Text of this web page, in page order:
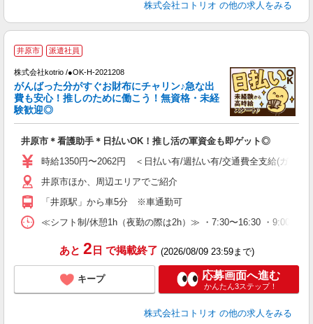
株式会社コトリオ の他の求人をみる
井原市 派遣社員
株式会社kotrio /●OK-H-2021208
がんばった分がすぐお財布にチャリン♪急な出
費も安心！推しのために働こう！無資格・未経
験歓迎◎
井原市＊看護助手＊日払いOK！推し活の軍資金も即ゲット◎
時給1350円〜2062円 ＜日払い有/週払い有/交通費全支給(ガソリ
井原市ほか、周辺エリアでご紹介
「井原駅」から車5分 ※車通勤可
≪シフト制/休憩1h（夜勤の際は2h）≫ ・7:30〜16:30 ・9:00〜
あと 2 日 で掲載終了 (2026/08/09 23:59まで)
キープ 応募画面へ進む
かんたん3ステップ！
株式会社コトリオ の他の求人をみる